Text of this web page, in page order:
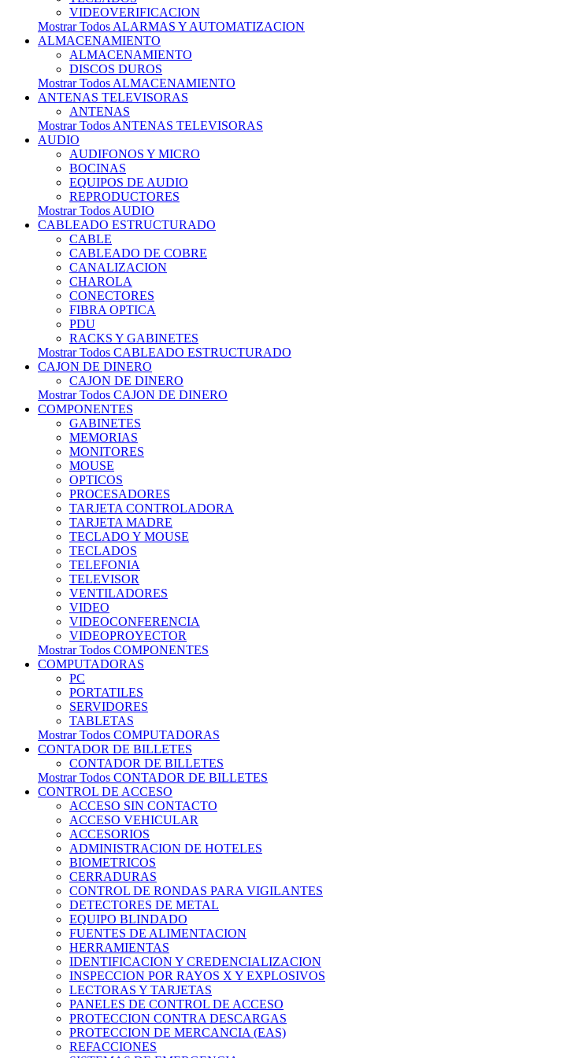
VIDEOVERIFICACION
Mostrar Todos ALARMAS Y AUTOMATIZACION
ALMACENAMIENTO
ALMACENAMIENTO
DISCOS DUROS
Mostrar Todos ALMACENAMIENTO
ANTENAS TELEVISORAS
ANTENAS
Mostrar Todos ANTENAS TELEVISORAS
AUDIO
AUDIFONOS Y MICRO
BOCINAS
EQUIPOS DE AUDIO
REPRODUCTORES
Mostrar Todos AUDIO
CABLEADO ESTRUCTURADO
CABLE
CABLEADO DE COBRE
CANALIZACION
CHAROLA
CONECTORES
FIBRA OPTICA
PDU
RACKS Y GABINETES
Mostrar Todos CABLEADO ESTRUCTURADO
CAJON DE DINERO
CAJON DE DINERO
Mostrar Todos CAJON DE DINERO
COMPONENTES
GABINETES
MEMORIAS
MONITORES
MOUSE
OPTICOS
PROCESADORES
TARJETA CONTROLADORA
TARJETA MADRE
TECLADO Y MOUSE
TECLADOS
TELEFONIA
TELEVISOR
VENTILADORES
VIDEO
VIDEOCONFERENCIA
VIDEOPROYECTOR
Mostrar Todos COMPONENTES
COMPUTADORAS
PC
PORTATILES
SERVIDORES
TABLETAS
Mostrar Todos COMPUTADORAS
CONTADOR DE BILLETES
CONTADOR DE BILLETES
Mostrar Todos CONTADOR DE BILLETES
CONTROL DE ACCESO
ACCESO SIN CONTACTO
ACCESO VEHICULAR
ACCESORIOS
ADMINISTRACION DE HOTELES
BIOMETRICOS
CERRADURAS
CONTROL DE RONDAS PARA VIGILANTES
DETECTORES DE METAL
EQUIPO BLINDADO
FUENTES DE ALIMENTACION
HERRAMIENTAS
IDENTIFICACION Y CREDENCIALIZACION
INSPECCION POR RAYOS X Y EXPLOSIVOS
LECTORAS Y TARJETAS
PANELES DE CONTROL DE ACCESO
PROTECCION CONTRA DESCARGAS
PROTECCION DE MERCANCIA (EAS)
REFACCIONES